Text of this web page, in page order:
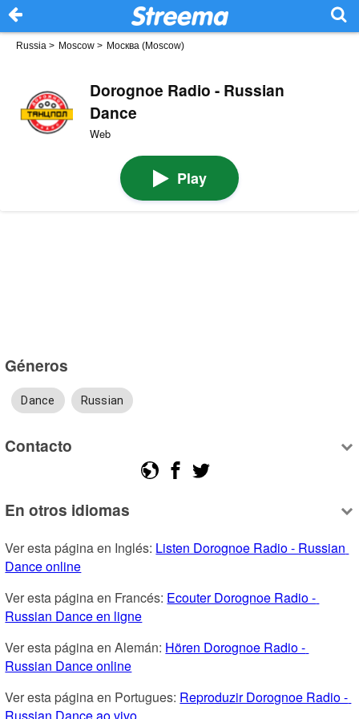
Russia > Moscow > Москва (Moscow)
Dorognoe Radio - Russian
Dance
Web
Play
Géneros
Dance Russian
Contacto
En otros idiomas
Ver esta página en Inglés: Listen Dorognoe Radio - Russian
Dance online
Ver esta página en Francés: Ecouter Dorognoe Radio -
Russian Dance en ligne
Ver esta página en Alemán: Hören Dorognoe Radio -
Russian Dance online
Ver esta página en Portugues: Reproduzir Dorognoe Radio -
Russian Dance ao vivo